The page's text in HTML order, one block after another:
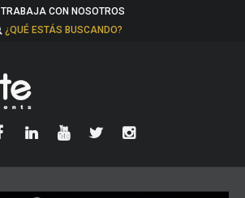
TRABAJA CON NOSOTROS
¿QUÉ ESTÁS BUSCANDO?